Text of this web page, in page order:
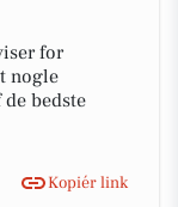
for
nogle
bedste
Kopiér link